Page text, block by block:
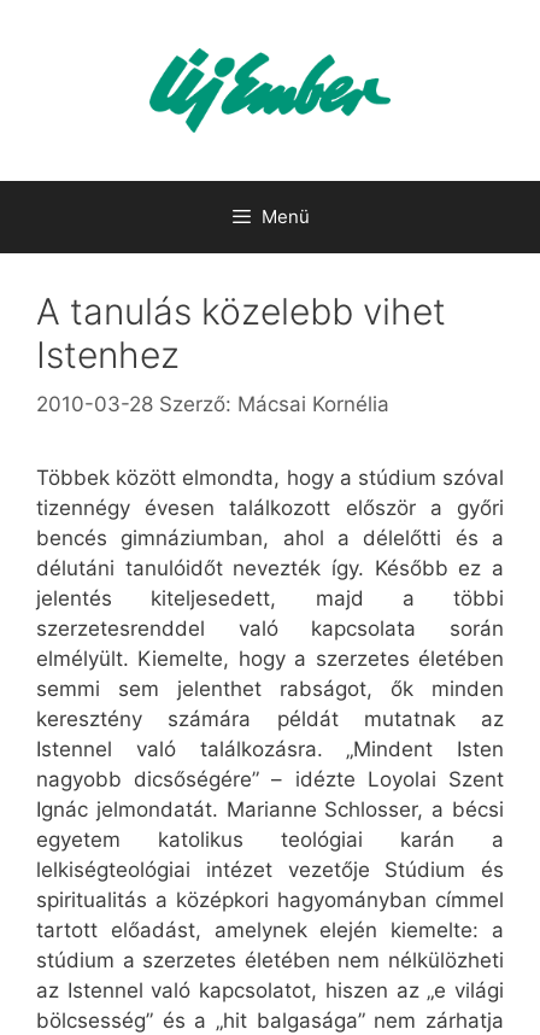
Menü
A tanulás közelebb vihet
Istenhez
2010-03-28 Szerző: Mácsai Kornélia
Többek között elmondta, hogy a stúdium szóval
tizennégy évesen találkozott először a győri
bencés gimnáziumban, ahol a délelőtti és a
délutáni tanulóidőt nevezték így. Később ez a
jelentés kiteljesedett, majd a többi
szerzetesrenddel való kapcsolata során
elmélyült. Kiemelte, hogy a szerzetes életében
semmi sem jelenthet rabságot, ők minden
keresztény számára példát mutatnak az
Istennel való találkozásra. „Mindent Isten
nagyobb dicsőségére” – idézte Loyolai Szent
Ignác jelmondatát. Marianne Schlosser, a bécsi
egyetem katolikus teológiai karán a
lelkiségteológiai intézet vezetője Stúdium és
spiritualitás a középkori hagyományban címmel
tartott előadást, amelynek elején kiemelte: a
stúdium a szerzetes életében nem nélkülözheti
az Istennel való kapcsolatot, hiszen az „e világi
bölcsesség” és a „hit balgasága” nem zárhatja